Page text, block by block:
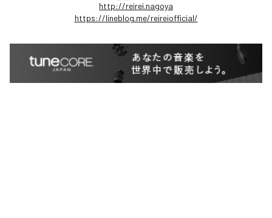
http://reirei.nagoya
https://lineblog.me/reireiofficial/